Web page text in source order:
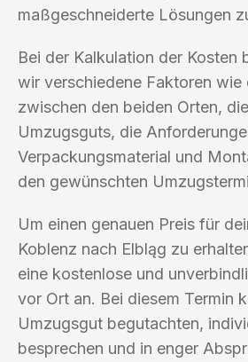
maßgeschneiderte Lösungen
Bei der Kalkulation der Kosten
wir verschiedene Faktoren wie
zwischen den beiden Orten,
Umzugsguts, die
Verpackungsmaterial und
den gewünschten
Um einen genauen Preis für
Koblenz nach Elbląg zu
eine kostenlose und
vor Ort an. Bei diesem Termin
Umzugsgut begutachten,
besprechen und in enger